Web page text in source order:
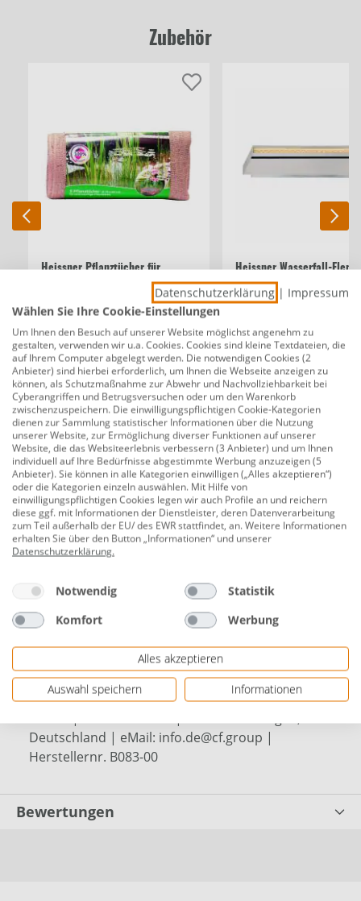
Zubehör
Heissner Pflanztücher für
Teichpflanzen 75x80 cm
13,79 €
Heissner Wasserfall-
30 x 18 x 13 cm
144,99 €
Beschreibung
Heissner Terrassen-Teichbecken 380 l
Produktnummer:0692250784
Teichbecken zum Bau moderner Terrassenteiche.
149 x 79 x 45 cm
rechteckig
mittels Überlaufkanten beliebig kombinier- und
erweiterbar
frei von giftigen Weichmachern und Schwermetallen
wulstgesicherte Pflanzzonen
Herstellerinformationen: CF Group Deutschland
Deutschland | eMail: info.de@cf.group |
Herstellernr. B083-00
Bewertungen
Datenschutzerklärung | Impressum
Wählen Sie Ihre Cookie-Einstellungen
Um Ihnen den Besuch auf unserer Website möglichst angenehm zu
gestalten, verwenden wir u.a. Cookies. Cookies sind kleine Textdateien, die
auf Ihrem Computer abgelegt werden. Die notwendigen Cookies (2
Anbieter) sind hierbei erforderlich, um Ihnen die Webseite anzeigen zu
können, als Schutzmaßnahme zur Abwehr und Nachvollziehbarkeit bei
Cyberangriffen und Betrugsversuchen oder um den Warenkorb
zwischenzuspeichern. Die einwilligungspflichtigen Cookie-Kategorien
dienen zur Sammlung statistischer Informationen über die Nutzung
unserer Website, zur Ermöglichung diverser Funktionen auf unserer
Website, die das Websiteerlebnis verbessern (3 Anbieter) und um Ihnen
individuell auf Ihre Bedürfnisse abgestimmte Werbung anzuzeigen (5
Anbieter). Sie können in alle Kategorien einwilligen („Alles akzeptieren“)
oder die Kategorien einzeln auswählen. Mit Hilfe von
einwilligungspflichtigen Cookies legen wir auch Profile an und reichern
diese ggf. mit Informationen der Dienstleister, deren Datenverarbeitung
zum Teil außerhalb der EU/ des EWR stattfindet, an. Weitere Informationen
erhalten Sie über den Button „Informationen“ und unserer
Datenschutzerklärung.
Notwendig
Statistik
Komfort
Werbung
Alles akzeptieren
Auswahl speichern
Informationen